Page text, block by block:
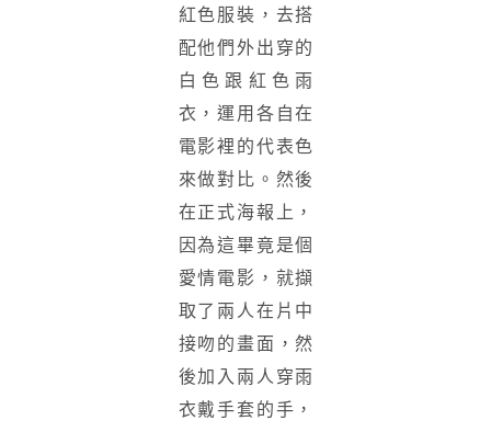
紅色服裝，去搭
配他們外出穿的
白色跟紅色雨
衣，運用各自在
電影裡的代表色
來做對比。然後
在正式海報上，
因為這畢竟是個
愛情電影，就擷
取了兩人在片中
接吻的畫面，然
後加入兩人穿雨
衣戴手套的手，